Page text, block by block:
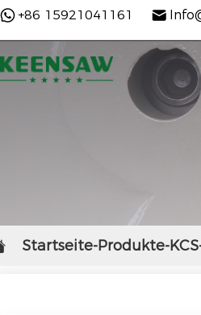
+86 15921041161
Startseite-Produkte-